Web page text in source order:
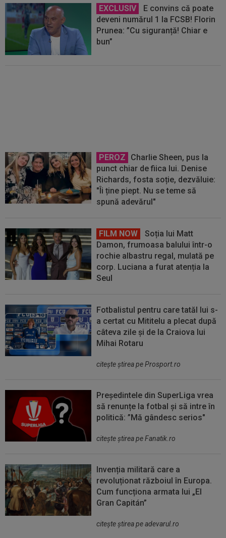
EXCLUSIV
E convins că poate
deveni numărul 1 la FCSB! Florin
Prunea: ”Cu siguranță! Chiar e
bun”
PEROZ
Charlie Sheen, pus la
punct chiar de fiica lui. Denise
Richards, fosta soție, dezvăluie:
"Îi ține piept. Nu se teme să
spună adevărul"
FILM NOW
Soția lui Matt
Damon, frumoasa balului într-o
rochie albastru regal, mulată pe
corp. Luciana a furat atenția la
Seul
Fotbalistul pentru care tatăl lui s-
a certat cu Mititelu a plecat după
câteva zile și de la Craiova lui
Mihai Rotaru
citeşte ştirea pe Prosport.ro
Președintele din SuperLiga vrea
să renunțe la fotbal și să intre în
politică: ”Mă gândesc serios"
citeşte ştirea pe Fanatik.ro
Invenția militară care a
revoluționat războiul în Europa.
Cum funcționa armata lui „El
Gran Capitán”
citeşte ştirea pe adevarul.ro